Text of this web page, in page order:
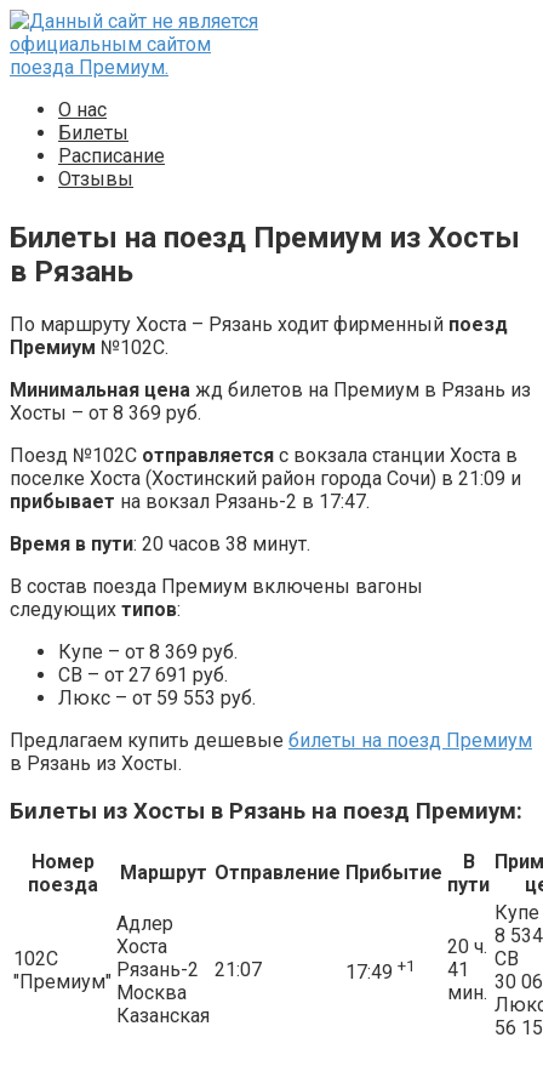
Перейти
к
контенту
О нас
Билеты
Расписание
Отзывы
Билеты на поезд Премиум из Хосты
в Рязань
По маршруту Хоста – Рязань ходит фирменный поезд
Премиум №102С.
Минимальная цена жд билетов на Премиум в Рязань из
Хосты – от 8 369 руб.
Поезд №102С отправляется с вокзала станции Хоста в
поселке Хоста (Хостинский район города Сочи) в 21:09 и
прибывает на вокзал Рязань-2 в 17:47.
Время в пути: 20 часов 38 минут.
В состав поезда Премиум включены вагоны
следующих типов:
Купе – от 8 369 руб.
СВ – от 27 691 руб.
Люкс – от 59 553 руб.
Предлагаем купить дешевые билеты на поезд Премиум
в Рязань из Хосты.
Билеты из Хосты в Рязань на поезд Премиум:
Номер
поезда
Маршрут Отправление Прибытие
В
пути
102С
"Премиум"
Адлер
Хоста
Рязань-2
Москва
Казанская
21:07 17:49 +1
20 ч.
41
мин.
Купе
8 534
СВ
30
56